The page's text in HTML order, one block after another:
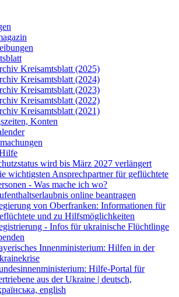
Kreisamtsblatt (2025)
Kreisamtsblatt (2024)
Kreisamtsblatt (2023)
Kreisamtsblatt (2022)
Kreisamtsblatt (2021)
Konten
wird bis März 2027 verlängert
wichtigsten Ansprechpartner für geflüchtete
- Was mache ich wo?
online beantragen
von Oberfranken: Informationen für
und zu Hilfsmöglichkeiten
- Infos für ukrainische Flüchtlinge
Innenministerium: Hilfen in der
Hilfe-Portal für
aus der Ukraine | deutsch,
english